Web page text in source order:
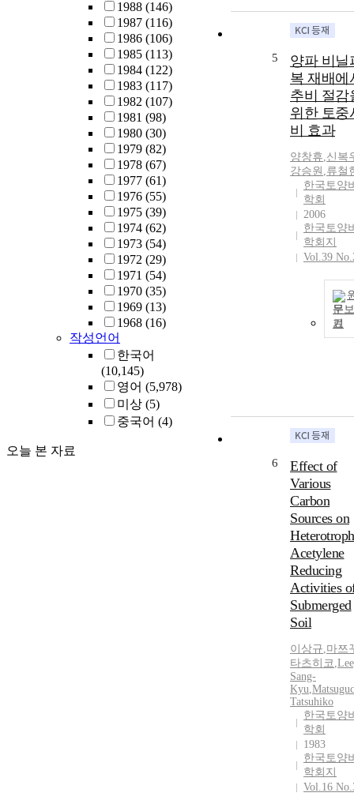
1988 (146)
1987 (116)
1986 (106)
1985 (113)
1984 (122)
1983 (117)
1982 (107)
1981 (98)
1980 (30)
1979 (82)
1978 (67)
1977 (61)
1976 (55)
1975 (39)
1974 (62)
1973 (54)
1972 (29)
1971 (54)
1970 (35)
1969 (13)
1968 (16)
작성언어
한국어
(10,145)
영어 (5,978)
미상 (5)
중국어 (4)
오늘 본 자료
5
양파 비닐
복 재배에
추비 절감
위한 토중
비 효과
양창휴,신복
강승원 ,류철
한국토양
학회
2006
한국토양
학회지
Vol.39
문보
기
6
Effect of
Various
Carbon
Sources on
Acetylene
Reducing
Activities
Submerged
Soil
이상규,마쯔
타츠히코,
Sang-
Kyu,
Tatsuhiko
한국토양
학회
1983
한국토양
학회지
Vol.16